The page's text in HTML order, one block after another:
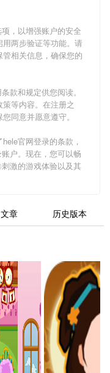
，以增强账户的安全
两步验证等功能。请
相关信息，确保您的
款和规定供您阅读。
等内容。在注册之
同意并愿意遵守。
官网登录的条款，
户。现在，您可以畅
激的游戏体验以及其
章 历史版本